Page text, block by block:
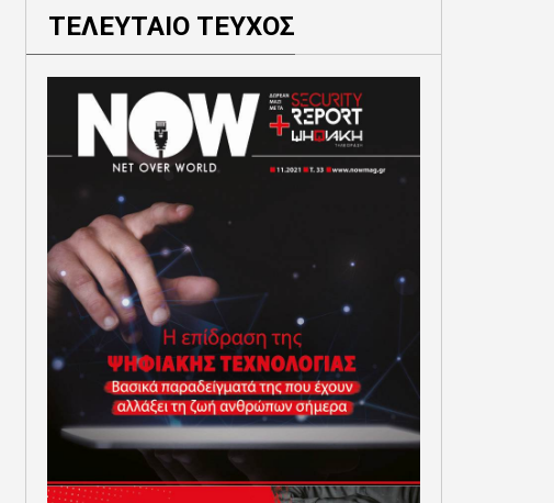
ΤΕΛΕΥΤΑΙΟ ΤΕΥΧΟΣ